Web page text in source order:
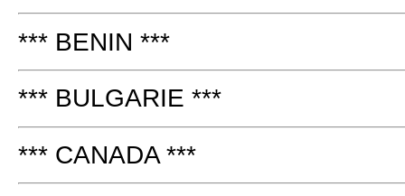
*** BENIN ***
*** BULGARIE ***
*** CANADA ***